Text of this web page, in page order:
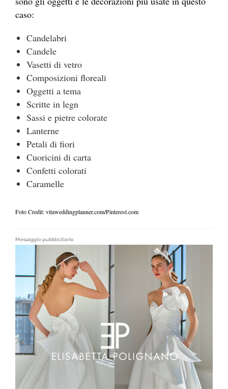
caso:
Candelabri
Candele
Vasetti di vetro
Composizioni floreali
Oggetti a tema
Scritte in legn
Sassi e pietre colorate
Lanterne
Petali di fiori
Cuoricini di carta
Confetti colorati
Caramelle
Foto Credit: vitaweddingplanner.com/Pinterest.com
Messaggio pubblicitario